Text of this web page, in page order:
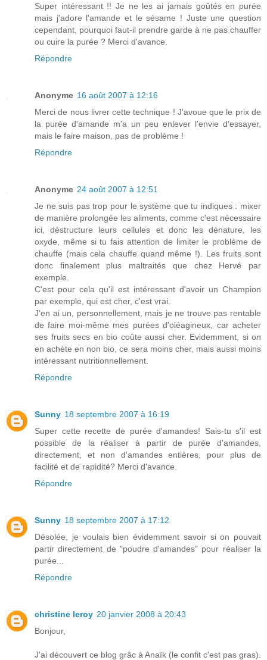
Super intéressant !! Je ne les ai jamais goûtés en purée
mais j'adore l'amande et le sésame ! Juste une question
cependant, pourquoi faut-il prendre garde à ne pas chauffer
ou cuire la purée ? Merci d'avance.
Répondre
Anonyme 16 août 2007 à 12:16
Merci de nous livrer cette technique ! J'avoue que le prix de
la purée d'amande m'a un peu enlever l'envie d'essayer,
mais le faire maison, pas de problème !
Répondre
Anonyme 24 août 2007 à 12:51
Je ne suis pas trop pour le système que tu indiques : mixer
de manière prolongée les aliments, comme c'est nécessaire
ici, déstructure leurs cellules et donc les dénature, les
oxyde, même si tu fais attention de limiter le problème de
chauffe (mais cela chauffe quand même !). Les fruits sont
donc finalement plus maltraités que chez Hervé par
exemple.
C'est pour cela qu'il est intéressant d'avoir un Champion
par exemple, qui est cher, c'est vrai.
J'en ai un, personnellement, mais je ne trouve pas rentable
de faire moi-même mes purées d'oléagineux, car acheter
ses fruits secs en bio coûte aussi cher. Evidemment, si on
en achète en non bio, ce sera moins cher, mais aussi moins
intéressant nutritionnellement.
Répondre
Sunny 18 septembre 2007 à 16:19
Super cette recette de purée d'amandes! Sais-tu s'il est
possible de la réaliser à partir de purée d'amandes,
directement, et non d'amandes entières, pour plus de
facilité et de rapidité? Merci d'avance.
Répondre
Sunny 18 septembre 2007 à 17:12
Désolée, je voulais bien évidemment savoir si on pouvait
partir directement de "poudre d'amandes" pour réaliser la
purée...
Répondre
christine leroy 20 janvier 2008 à 20:43
Bonjour,
J'ai découvert ce blog grâc à Anaïk (le confit c'est pas gras).